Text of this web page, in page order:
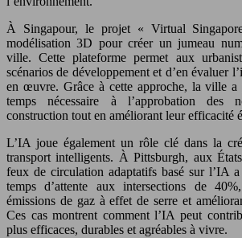
À Singapour, le projet « Virtual
modélisation 3D pour créer un jumeau
ville. Cette plateforme permet aux
scénarios de développement et d’en évaluer
en œuvre. Grâce à cette approche, la ville
temps nécessaire à l’approbation des
construction tout en améliorant leur efficacité
L’IA joue également un rôle clé dans la
transport intelligents. À Pittsburgh, aux
feux de circulation adaptatifs basé sur l’IA
temps d’attente aux intersections de
émissions de gaz à effet de serre et
Ces cas montrent comment l’IA peut
plus efficaces, durables et agréables à vivre.